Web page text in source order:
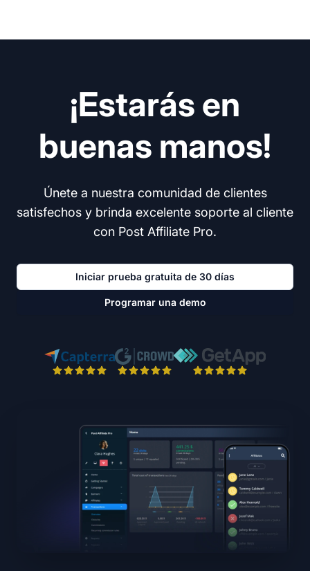
¡Estarás en
buenas manos!
Únete a nuestra comunidad de clientes
satisfechos y brinda excelente soporte al cliente
con Post Affiliate Pro.
Iniciar prueba gratuita de 30 días
Programar una demo